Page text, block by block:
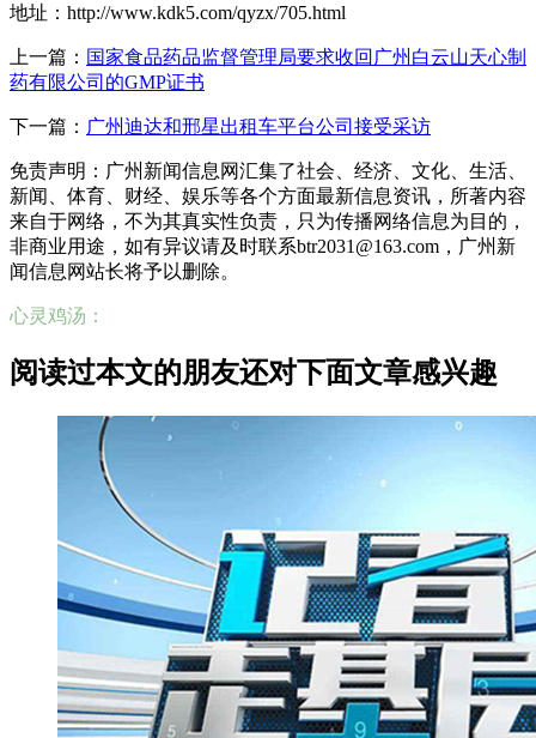
地址：http://www.kdk5.com/qyzx/705.html
上一篇： 国家食品药品监督管理局要求收回广州白云山天心制
药有限公司的GMP证书
下一篇： 广州迪达和邢星出租车平台公司接受采访
免责声明：广州新闻信息网汇集了社会、经济、文化、生活、
新闻、体育、财经、娱乐等各个方面最新信息资讯，所著内容
来自于网络，不为其真实性负责，只为传播网络信息为目的，
非商业用途，如有异议请及时联系btr2031@163.com，广州新
闻信息网站长将予以删除。
心灵鸡汤：
阅读过本文的朋友还对下面文章感兴趣